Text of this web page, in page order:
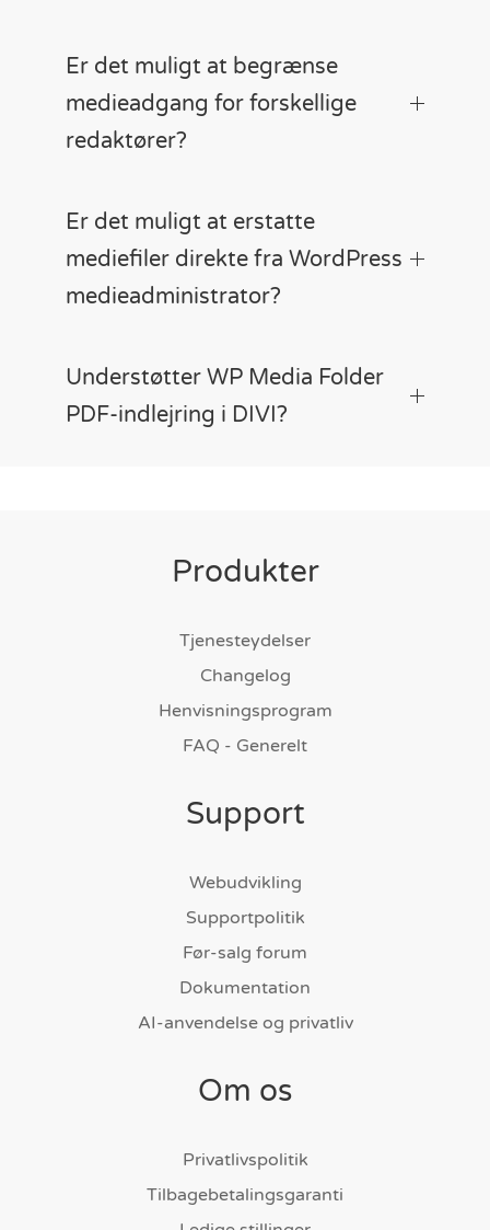
Er det muligt at begrænse
medieadgang for forskellige
redaktører?
Er det muligt at erstatte
mediefiler direkte fra WordPress
medieadministrator?
Understøtter WP Media Folder
PDF-indlejring i DIVI?
Produkter
Tjenesteydelser
Changelog
Henvisningsprogram
FAQ - Generelt
Support
Webudvikling
Supportpolitik
Før-salg forum
Dokumentation
AI-anvendelse og privatliv
Om os
Privatlivspolitik
Tilbagebetalingsgaranti